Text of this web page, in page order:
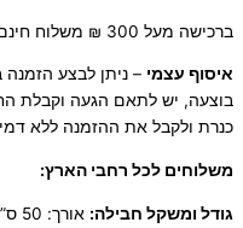
ברכישה מעל 300 ₪ משלוח חינם.
איסוף עצמי – ניתן לבצע
בוצעה, יש לתאם הגעה וקבלת
כנרת ולקבל את ההזמנה ללא
משלוחים לכל רחבי הארץ:
גודל ומשקל חבילה: